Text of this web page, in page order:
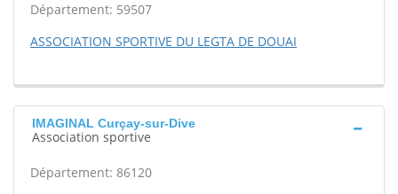
Département: 59507
ASSOCIATION SPORTIVE DU LEGTA DE DOUAI
IMAGINAL Curçay-sur-Dive
Association sportive
Département: 86120